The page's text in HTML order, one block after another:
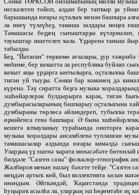
нескәлеген тойоп, алдан бер тапҡыр ҙа
барышында юғары оҫталыҡ менән башҡара
ла инеү түләүһеҙ, тамаша залдары моңға
Тамашасы беҙҙең сығыштарҙы
тауыштар ишетелеп ҡала. Үҙҙәренә таныш
табылды.
Беҙ, "Йатаған" төркөмө ағзалары, ҙур
мөһиме, бер ваҡытта ла республика буйлап
ваҡыт яңы үрҙәргә ынтылырға, оҫталыҡҡа
тигән уй тыуҙы. Сөнки бар нәмәнең дә
күренә. Тәү сиратта беҙгә музыка
эшһөйәрлерәк булдырырға кәрәк, тигән
думбырасыларының башҡарыу оҫталығына
думбыраны төрлөсә әйләндереп, тубыҡҡа
өҙмәйенсә генә башҡара. Ә бына
кешегә ялҡауланыу тураһында оноторға
музыка ҡоралдары ансамбленә тупланған
тамашасылар алдында юғары кимәлдә
Уларҙың үҙ эшенә ҡарата мөнәсәбәте бөтөнләй
билдәле "Сазген сазы" фольклор-этнографик
Жалбиров менән эшләү бәхете тейҙе. "Сазген
меңдән артыҡ көй, был коллективта ысын
инандым. Әйткәндәй, Ҡаҙағстанда
һуңыраҡ асылһа ла, уларҙың эш һөҙөмтәһе иҫ